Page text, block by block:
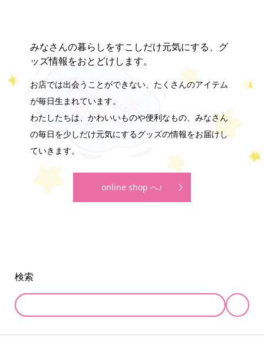
みなさんの暮らしをすこしだけ元気にする、グ
ッズ情報をおとどけします。
お店では出会うことができない、たくさんのアイテム
が毎日生まれています。
わたしたちは、かわいいものや便利なもの、みなさん
の毎日を少しだけ元気にするグッズの情報をお届けし
ていきます。
online shop へ♪
検索